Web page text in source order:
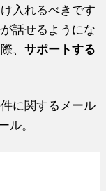
入れるべきです
話せるようにな
、サポートする
に関するメール
ル。